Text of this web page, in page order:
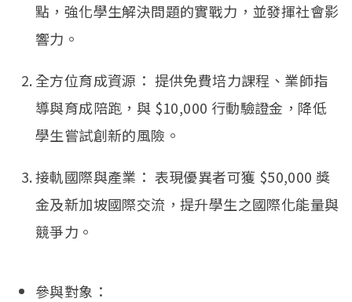
點，強化學生解決問題的實戰力， 並發揮社會影
響力。
全方位育成資源： 提供免費培力課程、業師指
導與育成陪跑，與 $10,000 行動驗證金，降低
學生嘗試創新的風險。
接軌國際與產業： 表現優異者可獲 $50,000 獎
金及新加坡國際交流，提升學生之國際化能量與
競爭力。
參與對象：